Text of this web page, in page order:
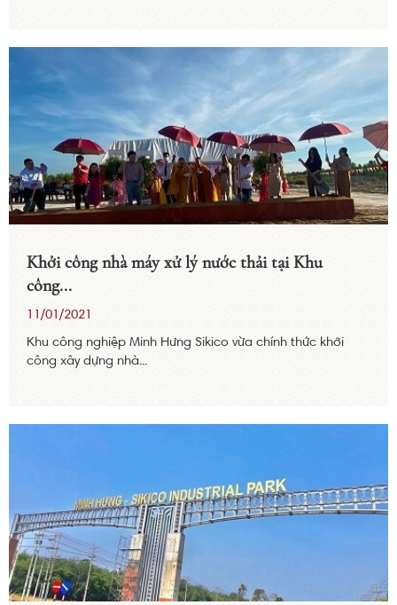
Khởi công nhà máy xử lý nước thải tại Khu
công...
11/01/2021
Khu công nghiệp Minh Hưng Sikico vừa chính thức khởi
công xây dựng nhà...